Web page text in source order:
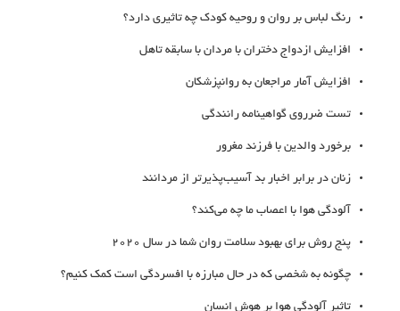
رنگ لباس بر روان و روحیه کودک چه تاثیری دارد؟
افزایش ازدواج دختران با مردان با سابقه تاهل
افزایش آمار مراجعان به روانپزشکان
تست ضرروی گواهینامه رانندگی
برخورد والدین با فرزند مغرور
زنان در برابر اخبار بد آسیب‌پذیرتر از مردانند
آلودگی‌ هوا با اعصاب ما چه می‌کند؟
پنج روش برای بهبود سلامت روان شما در سال 2020
چگونه به شخصی که در حال مبارزه با افسردگی است کمک کنیم؟
تاثیر آلودگی هوا بر هوش انسان